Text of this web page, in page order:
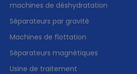
machines de déshydratation
Séparateurs par gravité
Machines de flottation
Séparateurs magnétiques
Usine de traitement